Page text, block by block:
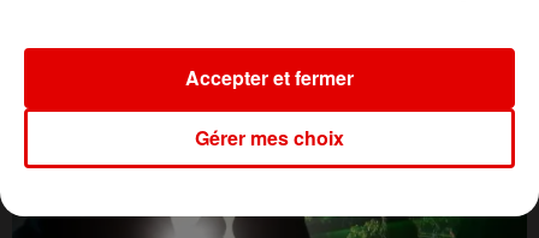
Gérer mes choix
Accepter et fermer